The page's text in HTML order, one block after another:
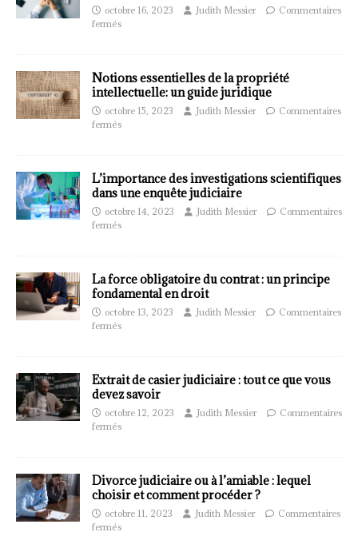
octobre 16, 2023 Judith Messier
Commentaires
fermés
Notions essentielles de la propriété
intellectuelle: un guide juridique
octobre 15, 2023 Judith Messier
Commentaires
fermés
L’importance des investigations scientifiques
dans une enquête judiciaire
octobre 14, 2023 Judith Messier
Commentaires
fermés
La force obligatoire du contrat : un principe
fondamental en droit
octobre 13, 2023 Judith Messier
Commentaires
fermés
Extrait de casier judiciaire : tout ce que vous
devez savoir
octobre 12, 2023 Judith Messier
Commentaires
fermés
Divorce judiciaire ou à l’amiable : lequel
choisir et comment procéder ?
octobre 11, 2023 Judith Messier
Commentaires
fermés